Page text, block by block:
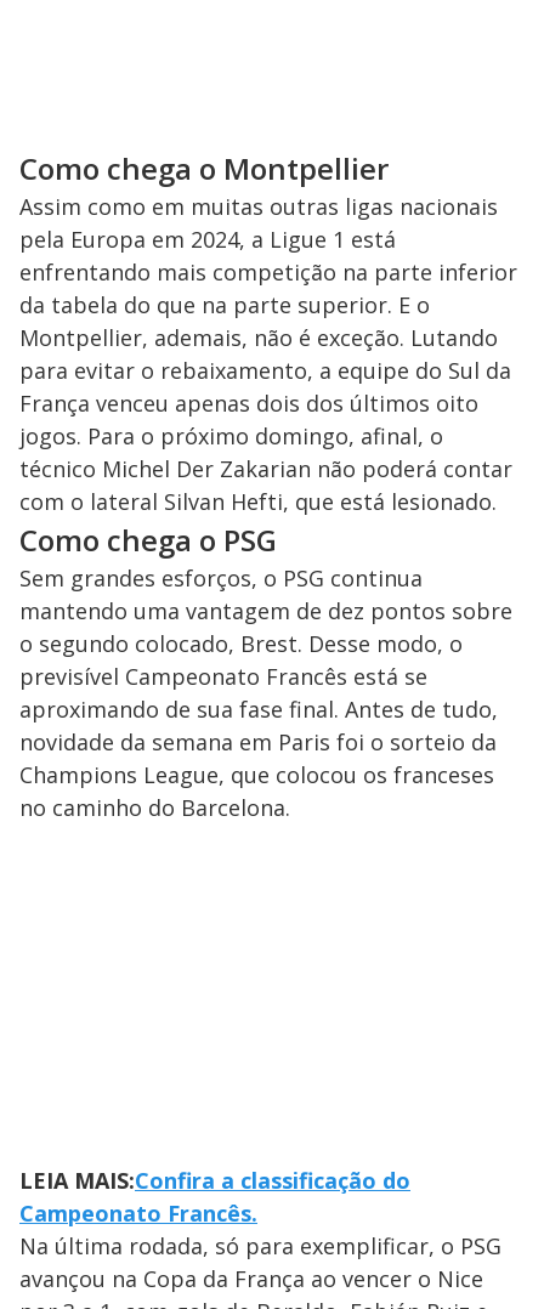
Como chega o Montpellier
Assim como em muitas outras ligas nacionais
pela Europa em 2024, a Ligue 1 está
enfrentando mais competição na parte inferior
da tabela do que na parte superior. E o
Montpellier, ademais, não é exceção. Lutando
para evitar o rebaixamento, a equipe do Sul da
França venceu apenas dois dos últimos oito
jogos. Para o próximo domingo, afinal, o
técnico Michel Der Zakarian não poderá contar
com o lateral Silvan Hefti, que está lesionado.
Como chega o PSG
Sem grandes esforços, o PSG continua
mantendo uma vantagem de dez pontos sobre
o segundo colocado, Brest. Desse modo, o
previsível Campeonato Francês está se
aproximando de sua fase final. Antes de tudo,
novidade da semana em Paris foi o sorteio da
Champions League, que colocou os franceses
no caminho do Barcelona.
LEIA MAIS:Confira a classificação do
Campeonato Francês.
Na última rodada, só para exemplificar, o PSG
avançou na Copa da França ao vencer o Nice